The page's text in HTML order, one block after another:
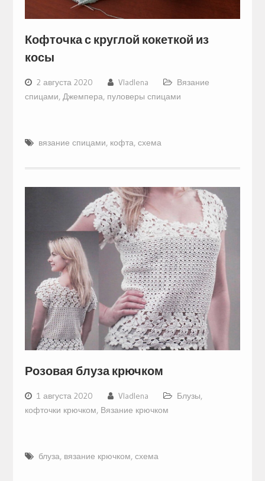
Кофточка с круглой кокеткой из
косы
2 августа 2020 Vladlena
Вязание
спицами, Джемпера, пуловеры спицами
вязание спицами, кофта, схема
Розовая блуза крючком
1 августа 2020 Vladlena
Блузы,
кофточки крючком, Вязание крючком
блуза, вязание крючком, схема